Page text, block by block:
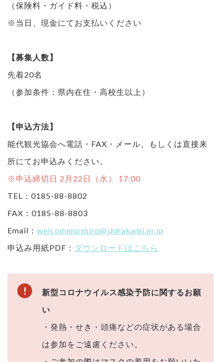
（保険料・ガイド料・税込）
※当日、現金にてお支払いください
【募集人数】
先着20名
（参加条件：県内在住・高校生以上）
【申込方法】
能代観光協会へ電話・FAX・メール、もしくは直接来
所にてお申込みください。
※申込締切日 2月22日（水） 17:00
TEL：0185-88-8802
FAX：0185-88-8803
Email： welcomenoshiro@shirakami.or.jp
申込み用紙PDF： ダウンロードはこちら
新型コロナウイルス感染予防に関するお願
い
・発熱・せき・頭痛などの症状がある場合
は参加をご遠慮ください。